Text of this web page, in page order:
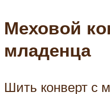
Меховой
младенца
Шить конверт с